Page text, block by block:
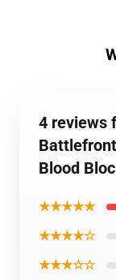
4 reviews
Blood
★★★★★
★★★★☆
★★★☆☆